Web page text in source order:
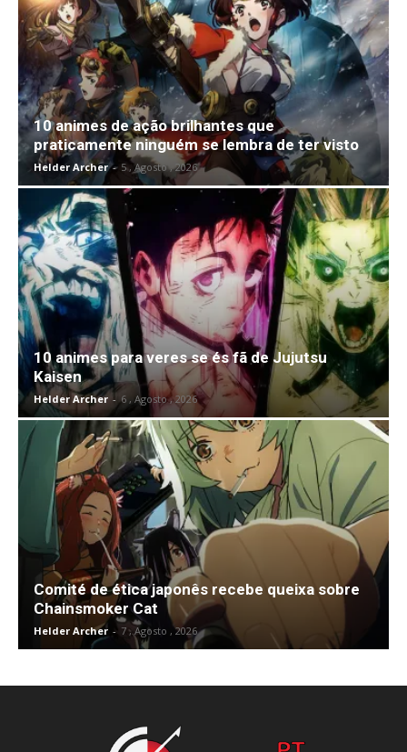
10 animes de ação brilhantes que
praticamente ninguém se lembra de ter visto
Helder Archer - 5 , Agosto , 2026
10 animes para veres se és fã de Jujutsu
Kaisen
Helder Archer - 6 , Agosto , 2026
Comité de ética japonês recebe queixa sobre
Chainsmoker Cat
Helder Archer - 7 , Agosto , 2026